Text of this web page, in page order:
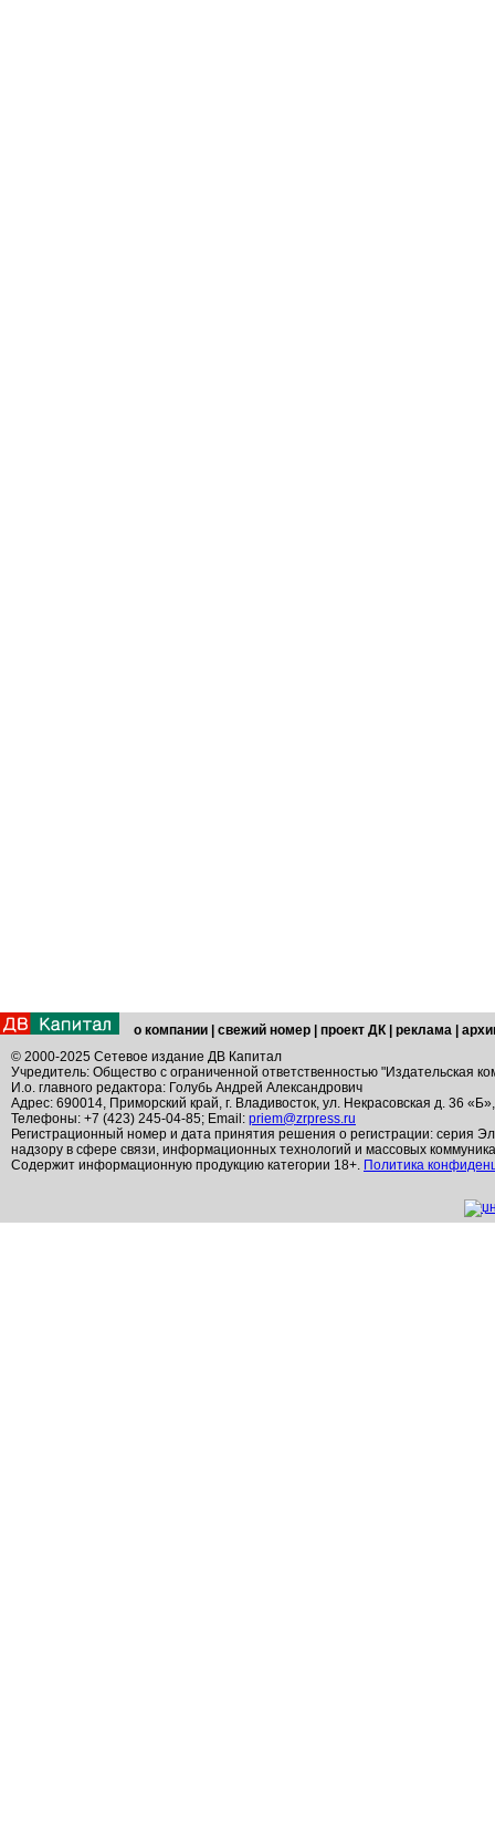
о компании свежий номер проект ДК реклама
© 2000-2025 Сетевое издание ДВ Капитал
Учредитель: Общество с ограниченной ответственностью "Издательская
И.о. главного редактора: Голубь Андрей Александрович
Адрес: 690014, Приморский край, г. Владивосток, ул. Некрасовская д. 36
Телефоны: +7 (423) 245-04-85; Email: priem@zrpress.ru
Регистрационный номер и дата принятия решения о регистрации: серия
надзору в сфере связи, информационных технологий и массовых
Содержит информационную продукцию категории 18+. Политика